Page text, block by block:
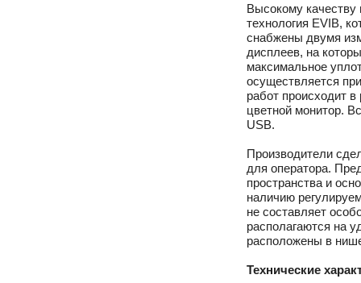
Высокому
технология EVIB,
снабжены двумя
дисплеев, на
максимальное
осуществляется
работ происходит
цветной монитор.
USB.
Производители
для оператора.
пространства и
наличию
не составляет
располагаются на
расположены в
Технические